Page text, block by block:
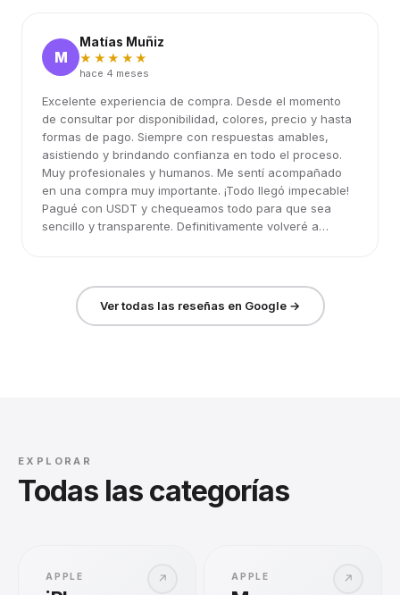
M
Matías Muñiz
★★★★★
hace 4 meses
Excelente experiencia de compra. Desde el momento
de consultar por disponibilidad, colores, precio y hasta
formas de pago. Siempre con respuestas amables,
asistiendo y brindando confianza en todo el proceso.
Muy profesionales y humanos. Me sentí acompañado
en una compra muy importante. ¡Todo llegó impecable!
Pagué con USDT y chequeamos todo para que sea
sencillo y transparente. Definitivamente volveré a
Ver todas las reseñas en Google →
EXPLORAR
Todas las categorías
↗
APPLE ↗
APPLE